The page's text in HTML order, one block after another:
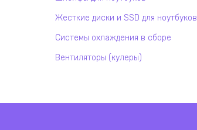
Жесткие диски и SSD для ноутбуков
Системы охлаждения в сборе
Вентиляторы (кулеры)